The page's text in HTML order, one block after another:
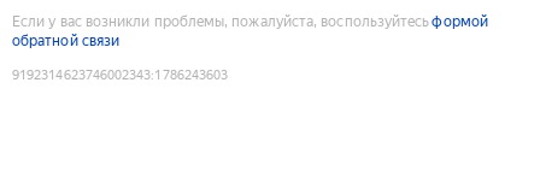
Если у вас возникли проблемы, пожалуйста, воспользуйтесьформой
обратной связи
9192314623746002343:1786243603